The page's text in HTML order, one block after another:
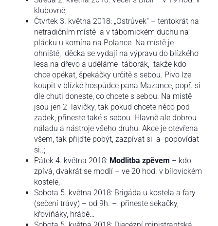
klubovně;
Čtvrtek 3. května 2018: „Ostrůvek“ – tentokrát na
netradičním místě a v tábornickém duchu na
plácku u komína na Polance. Na místě je
ohniště, děcka se vydají na výpravu do blízkého
lesa na dřevo a uděláme táborák, takže kdo
chce opékat, špekáčky určitě s sebou. Pivo lze
koupit v blízké hospůdce pana Mazance, popř. si
dle chuti doneste, co chcete s sebou. Na místě
jsou jen 2 lavičky, tak pokud chcete něco pod
zadek, přineste také s sebou. Hlavně ale dobrou
náladu a nástroje všeho druhu. Akce je otevřena
všem, tak přijďte pobýt, zazpívat si a popovídat
si..;
Pátek 4. května 2018: Modlitba zpěvem – kdo
zpívá, dvakrát se modlí – ve 20 hod. v bílovickém
kostele,
Sobota 5. května 2018: Brigáda u kostela a fary
(sečení trávy) – od 9h. – přineste sekačky,
křoviňáky, hrábě…